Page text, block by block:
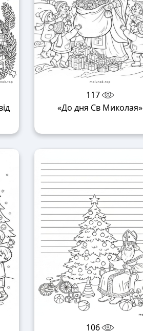
117
«До дня Св Миколая»
106